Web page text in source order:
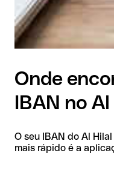
Onde
IBAN no
O seu IBAN do Al
mais rápido é a